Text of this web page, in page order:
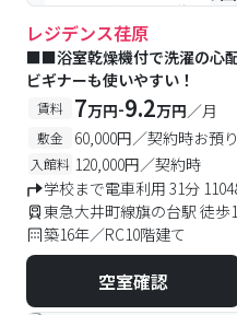
#予約受付中 #空室待ち
レジデンス荏原
■■浴室乾燥機付で洗濯の
ビギナーも使いやすい！
賃料 7万円-9.2万円／月
敷金 60,000円／契約時お預り
入館料 120,000円／契約時
学校まで電車利用 31分
東急大井町線旗の台駅 徒歩
築16年／RC10階建て
空室確認